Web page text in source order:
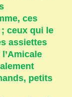
ces
ceux qui le
assiettes
petits